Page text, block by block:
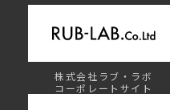
株式会社ラブ・ラボ
コーポレートサイト